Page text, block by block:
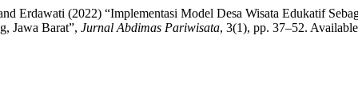
Erdawati (2022) “Implementasi Model Desa Wisata Edukatif
Jawa Barat”, Jurnal Abdimas Pariwisata, 3(1), pp. 37–52.